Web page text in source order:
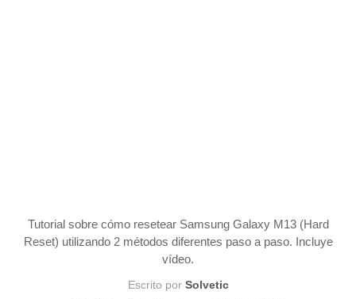
Tutorial sobre cómo resetear Samsung Galaxy M13 (Hard
Reset) utilizando 2 métodos diferentes paso a paso. Incluye
vídeo.
Escrito por Solvetic